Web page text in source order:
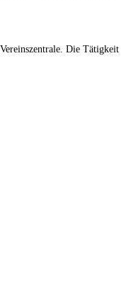
Die Tätigkeit